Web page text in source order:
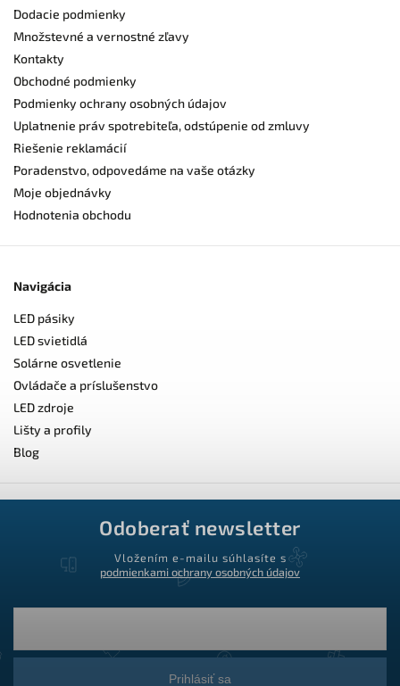
Dodacie podmienky
Množstevné a vernostné zľavy
Kontakty
Obchodné podmienky
Podmienky ochrany osobných údajov
Uplatnenie práv spotrebiteľa, odstúpenie od zmluvy
Riešenie reklamácií
Poradenstvo, odpovedáme na vaše otázky
Moje objednávky
Hodnotenia obchodu
Navigácia
LED pásiky
LED svietidlá
Solárne osvetlenie
Ovládače a príslušenstvo
LED zdroje
Lišty a profily
Blog
Odoberať newsletter
Vložením e-mailu súhlasíte s
podmienkami ochrany osobných údajov
Prihlásiť sa